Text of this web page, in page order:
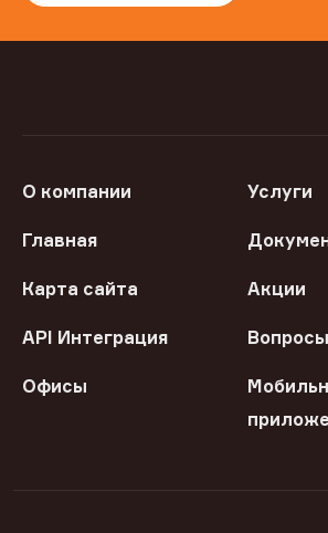
О компании Услуги
Главная
Карта сайта Акции
API Интеграция
Офисы